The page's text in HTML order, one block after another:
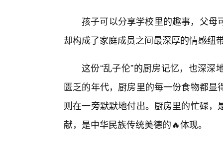
孩子可以分享学校里的趣事，父母
却构成了家庭成员之间最深厚的情感纽
这份“乱子伦”的厨房记忆，也深
匮乏的年代，厨房里的每一份食物都
则在一旁默默地付出。厨房里的忙碌
献，是中华民族传统美德的🔥体现。